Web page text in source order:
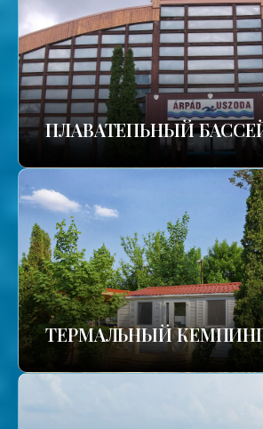
ПЛАВАТЕПЬНЫЙ
ТЕРМАЛЬНЫЙ